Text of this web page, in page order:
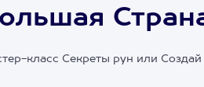
класс Секреты рун или Создай